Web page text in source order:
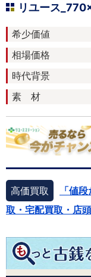
リユース
希少価値
相場価格
時代背景
素 材
高価買取
「値
取・宅配買取・店